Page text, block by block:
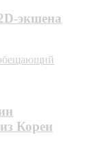
экшена
Кореи